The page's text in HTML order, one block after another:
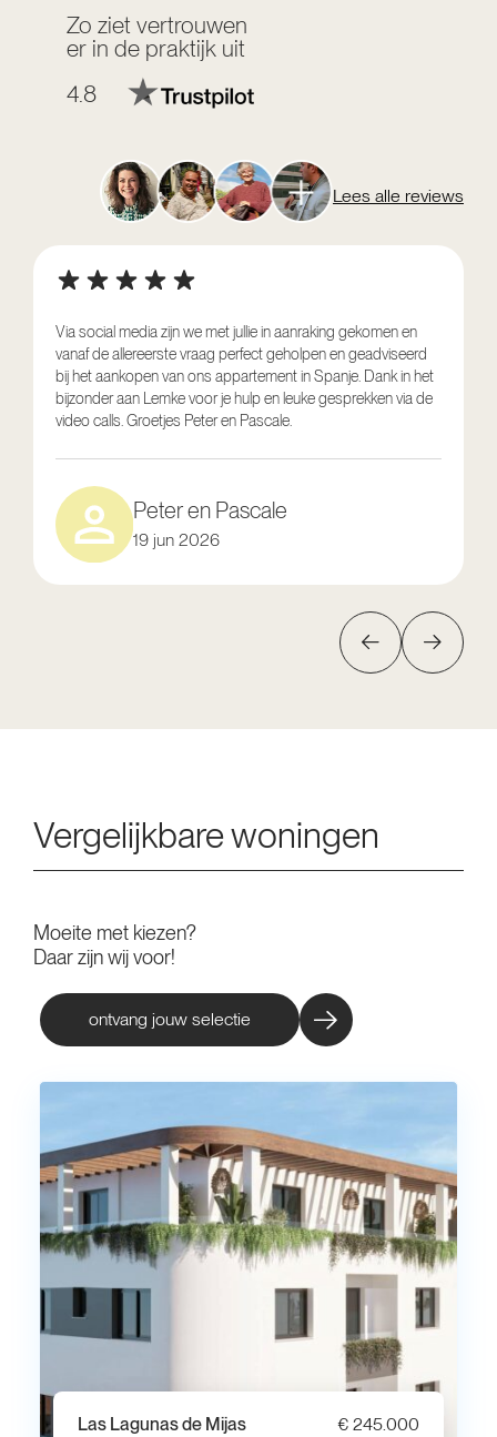
Zo ziet vertrouwen
er in de praktijk uit
4.8
Lees alle reviews
Via social media zijn we met jullie in aanraking gekomen en
vanaf de allereerste vraag perfect geholpen en geadviseerd
bij het aankopen van ons appartement in Spanje. Dank in het
bijzonder aan Lemke voor je hulp en leuke gesprekken via de
video calls. Groetjes Peter en Pascale.
Peter en Pascale
19 jun 2026
Vergelijkbare woningen
Moeite met kiezen?
Daar zijn wij voor!
ontvang jouw selectie
Las Lagunas de Mijas
€ 245.000